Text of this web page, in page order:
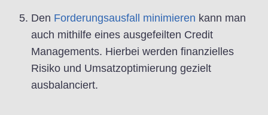
Den Forderungsausfall minimieren kann man
auch mithilfe eines ausgefeilten Credit
Managements. Hierbei werden finanzielles
Risiko und Umsatzoptimierung gezielt
ausbalanciert.